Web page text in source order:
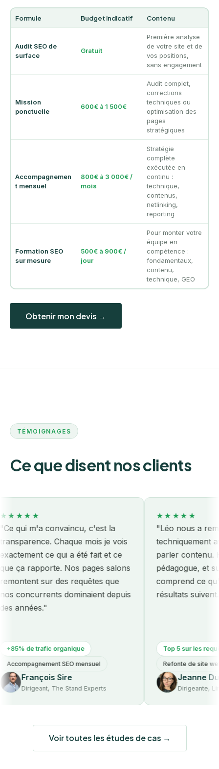
Formule Budget indicatif Contenu
Audit SEO de
surface
Gratuit
Première analyse
de votre site et de
vos positions,
sans engagement
Mission
ponctuelle
600€ à 1 500€
Audit complet,
corrections
techniques ou
optimisation des
pages
stratégiques
Accompagnemen
t mensuel
800€ à 3 000€ /
mois
Stratégie
complète
exécutée en
continu :
technique,
contenus,
netlinking,
reporting
Formation SEO
sur mesure
500€ à 900€ /
jour
Pour monter votre
équipe en
compétence :
fondamentaux,
contenu,
technique, GEO
Obtenir mon devis →
TÉMOIGNAGES
Ce que disent nos clients
m'a convaincu, c'est la
Chaque mois je vois
ce qui a été fait et ce
rapporte. Nos pages salons
sur des requêtes que
dominaient depuis
de trafic organique
SEO mensuel
François Sire
Dirigeant, The Stand Experts
★★★★★
"Léo nous a remis le
techniquement avant
parler contenu.
pédagogue, et
comprend ce qu'on
résultats suivent."
Top 5 sur les requêtes
Refonte de site web
Jeanne
Dirigeante, Lime &
Voir toutes les études de cas →